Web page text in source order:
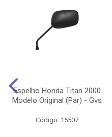
Espelho Honda Titan 2000
Modelo Original (Par) - Gvs
Código: 15507